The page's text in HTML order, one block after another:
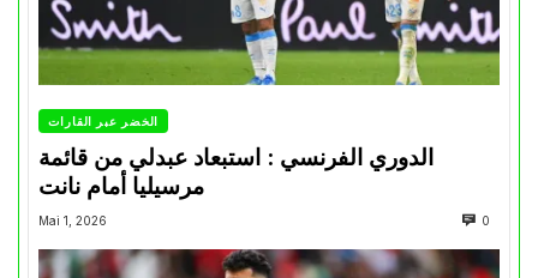
الخضر عبر القارات
الدوري الفرنسي : استبعاد عبدلي من قائمة
مرسيليا أمام نانت
Mai 1, 2026 0